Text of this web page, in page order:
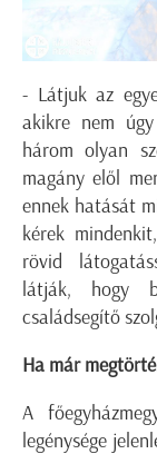
- Látjuk az
akikre nem
három olyan
magány elől
ennek hatását
kérek
rövid
látják, hogy
családsegítő
Ha már
A
legénysége